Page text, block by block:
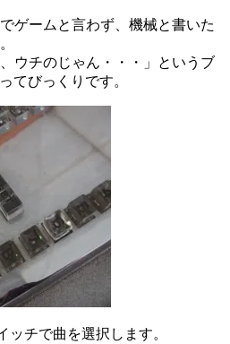
ゲームと言わず、機械と書いた
ウチのじゃん・・・」というブ
てびっくりです。
ッチで曲を選択します。